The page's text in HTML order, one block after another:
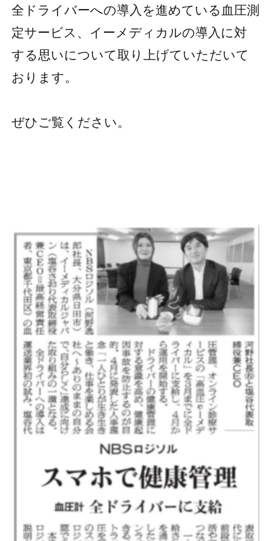
全ドライバーへの導入を進めている血圧測
定サービス、イーメディカルの導入に対
する思いについて取り上げていただいて
おります。
ぜひご覧ください。